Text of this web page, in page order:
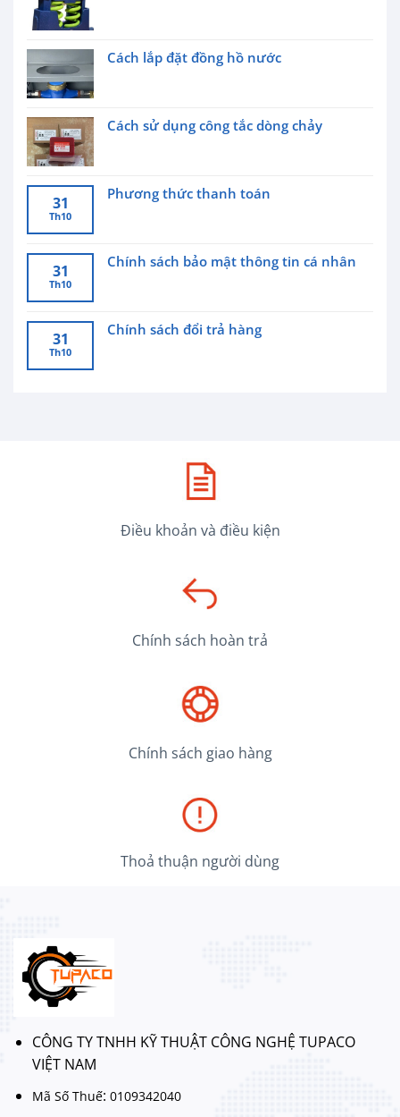
Cách lắp đặt đồng hồ nước
Cách sử dụng công tắc dòng chảy
31
Th10
Phương thức thanh toán
31
Th10
Chính sách bảo mật thông tin cá nhân
31
Th10
Chính sách đổi trả hàng
Điều khoản và điều kiện
Chính sách hoàn trả
Chính sách giao hàng
Thoả thuận người dùng
CÔNG TY TNHH KỸ THUẬT CÔNG NGHỆ TUPACO
VIỆT NAM
Mã Số Thuế: 0109342040